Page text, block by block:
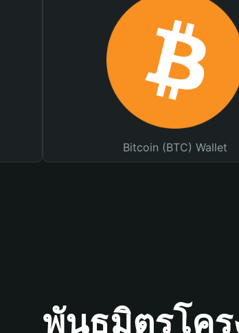
Bitcoin (BTC) Wallet
พันธมิตรโคร